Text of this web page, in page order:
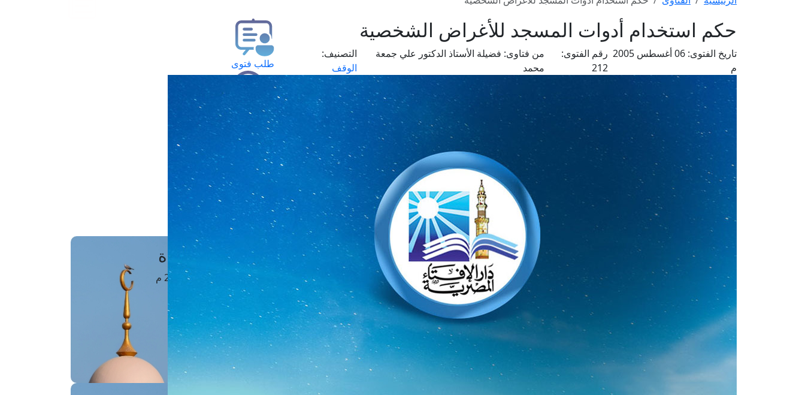
حكم استخدام أدوات المسجد للأغراض الشخصية
تاريخ الفتوى:
06 أغسطس 2005
م
رقم الفتوى:
212
من فتاوى: فضيلة الأستاذ الدكتور علي جمعة
محمد
التصنيف:
الوقف
طلب فتوى
استعلام عن فتوى
حجز موعد
الفتوى الهاتفية
مَواقِيتُ الصَّـــلاة
القاهرة · 08 أغسطس 2026 م
4 :42
الشروق
6 :18